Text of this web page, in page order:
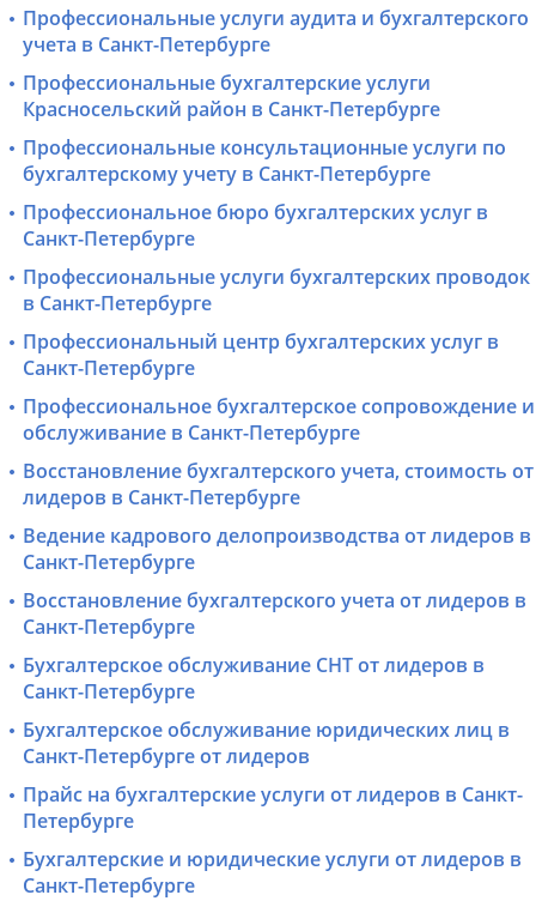
Профессиональные услуги аудита и бухгалтерского
учета в Санкт-Петербурге
Профессиональные бухгалтерские услуги
Красносельский район в Санкт-Петербурге
Профессиональные консультационные услуги по
бухгалтерскому учету в Санкт-Петербурге
Профессиональное бюро бухгалтерских услуг в
Санкт-Петербурге
Профессиональные услуги бухгалтерских проводок
в Санкт-Петербурге
Профессиональный центр бухгалтерских услуг в
Санкт-Петербурге
Профессиональное бухгалтерское сопровождение и
обслуживание в Санкт-Петербурге
Восстановление бухгалтерского учета, стоимость от
лидеров в Санкт-Петербурге
Ведение кадрового делопроизводства от лидеров в
Санкт-Петербурге
Восстановление бухгалтерского учета от лидеров в
Санкт-Петербурге
Бухгалтерское обслуживание СНТ от лидеров в
Санкт-Петербурге
Бухгалтерское обслуживание юридических лиц в
Санкт-Петербурге от лидеров
Прайс на бухгалтерские услуги от лидеров в Санкт-
Петербурге
Бухгалтерские и юридические услуги от лидеров в
Санкт-Петербурге